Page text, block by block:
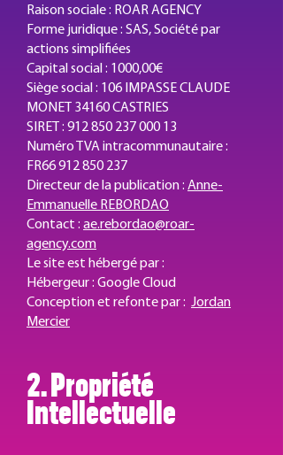
Raison sociale : ROAR AGENCY
Forme juridique : SAS, Société par
actions simplifiées
Capital social : 1000,00€
Siège social : 106 IMPASSE CLAUDE
MONET 34160 CASTRIES
SIRET : 912 850 237 000 13
Numéro TVA intracommunautaire :
FR66 912 850 237
Directeur de la publication : Anne-
Emmanuelle REBORDAO
Contact : ae.rebordao@roar-
agency.com
Le site est hébergé par :
Hébergeur : Google Cloud
Conception et refonte par : Jordan
Mercier
2. Propriété
Intellectuelle